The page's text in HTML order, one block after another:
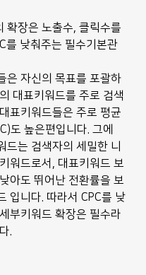
확장은 노출수, 클릭수를
를 낮춰주는 필수기본관
은 자신의 목표를 포괄하
대표키워드를 주로 검색
표키워드들은 주로 평균
도 높은편입니다. 그에
드는 검색자의 세밀한 니
워드로서, 대표키워드 보
아도 뛰어난 전환률을 보
입니다. 따라서 CPC를 낮
부키워드 확장은 필수라
.